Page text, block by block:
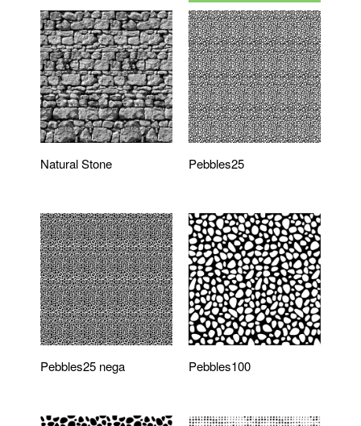
Natural Stone Pebbles25
Pebbles25 nega Pebbles100